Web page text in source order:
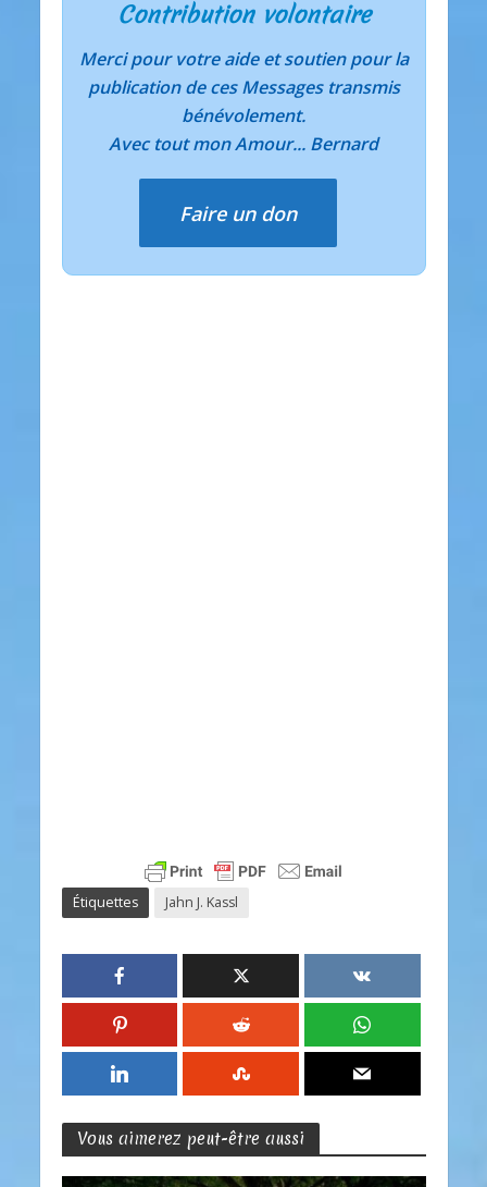
Contribution volontaire
Merci pour votre aide et soutien pour la
publication de ces Messages transmis
bénévolement.
Avec tout mon Amour... Bernard
Faire un don
Étiquettes Jahn J. Kassl
Vous aimerez peut-être aussi